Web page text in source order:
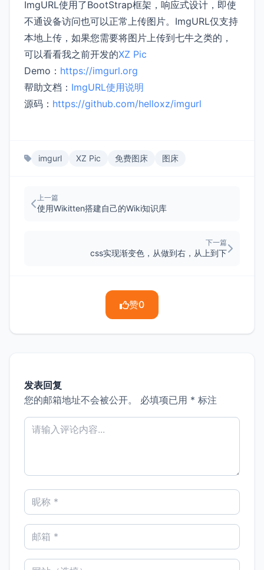
ImgURL使用了BootStrap框架，响应式设计，即使
不通设备访问也可以正常上传图片。ImgURL仅支持
本地上传，如果您需要将图片上传到七牛之类的，
可以看看我之前开发的XZ Pic
Demo： https://imgurl.org
帮助文档： ImgURL使用说明
源码： https://github.com/helloxz/imgurl
imgurl XZ Pic 免费图床 图床
上一篇
使用Wikitten搭建自己的Wiki知识库
下一篇
css实现渐变色，从做到右，从上到下
赞0
发表回复
您的邮箱地址不会被公开。
必填项已用 * 标注